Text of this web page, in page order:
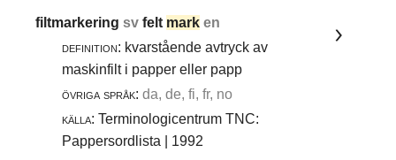
filtmarkeringsvfelt mark en
definition: kvarstående avtryck av
maskinfilt i papper eller papp
övriga språk: da, de, fi, fr, no
källa: Terminologicentrum TNC:
Pappersordlista | 1992